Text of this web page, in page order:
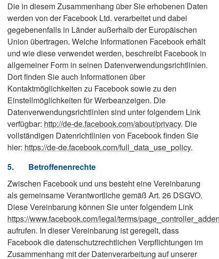
Die in diesem Zusammenhang über Sie erhobenen Daten
werden von der Facebook Ltd. verarbeitet und dabei
gegebenenfalls in Länder außerhalb der Europäischen
Union übertragen. Welche Informationen Facebook erhält
und wie diese verwendet werden, beschreibt Facebook in
allgemeiner Form in seinen Datenverwendungsrichtlinien.
Dort finden Sie auch Informationen über
Kontaktmöglichkeiten zu Facebook sowie zu den
Einstellmöglichkeiten für Werbeanzeigen. Die
Datenverwendungsrichtlinien sind unter folgendem Link
verfügbar: http://de-de.facebook.com/about/privacy. Die
vollständigen Datenrichtlinien von Facebook finden Sie
hier: https://de-de.facebook.com/full_data_use_policy.
5.
Betroffenenrechte
Zwischen Facebook und uns besteht eine Vereinbarung
als gemeinsame Verantwortliche gemäß Art. 26 DSGVO.
Diese Vereinbarung können Sie unter folgendem Link
https://www.facebook.com/legal/terms/
aufrufen. In dieser Vereinbarung ist geregelt, dass
Facebook die datenschutzrechtlichen Verpflichtungen im
Zusammenhang mit der Datenverarbeitung auf unserer